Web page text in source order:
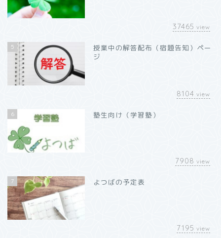
37465 view
5
授業中の解答配布（宿題告知）ペー
ジ
8104 view
6 塾生向け（学習塾）
7908 view
7 よつばの予定表
7195 view